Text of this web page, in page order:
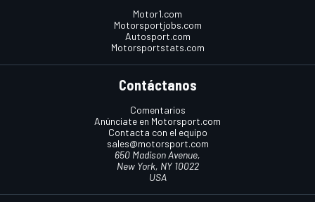
Motor1.com
Motorsportjobs.com
Autosport.com
Motorsportstats.com
Contáctanos
Comentarios
Anúnciate en Motorsport.com
Contacta con el equipo
sales@motorsport.com
650 Madison Avenue,
New York, NY 10022
USA